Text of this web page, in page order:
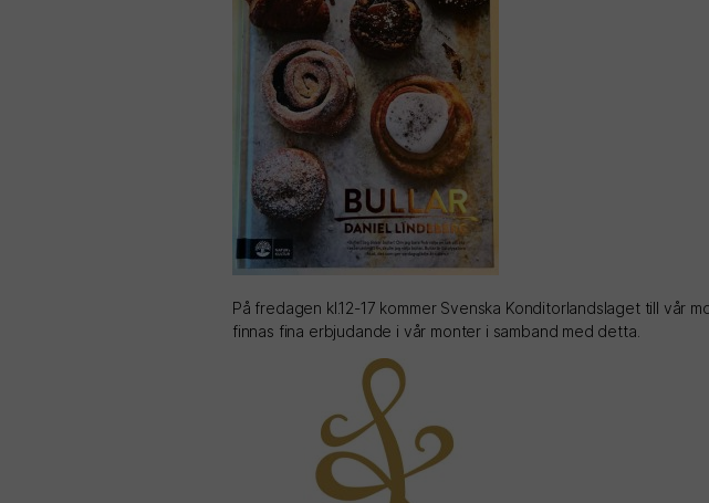
På fredagen kl.12-17 kommer Svenska Konditorlandslaget till
finnas fina erbjudande i vår monter i samband med detta.